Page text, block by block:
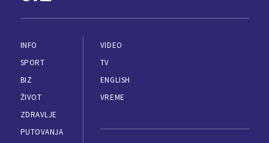
INFO
SPORT
BIZ
ŽIVOT
ZDRAVLJE
PUTOVANJA
VIDEO
TV
ENGLISH
VREME